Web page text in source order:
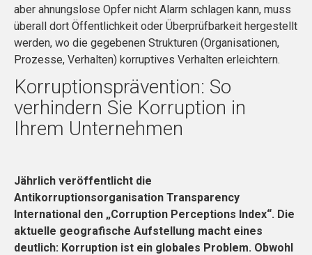
aber ahnungslose Opfer nicht Alarm schlagen kann, muss
überall dort Öffentlichkeit oder Überprüfbarkeit hergestellt
werden, wo die gegebenen Strukturen (Organisationen,
Prozesse, Verhalten) korruptives Verhalten erleichtern.
Korruptionsprävention: So
verhindern Sie Korruption in
Ihrem Unternehmen
Jährlich veröffentlicht die
Antikorruptionsorganisation Transparency
International den „Corruption Perceptions Index“. Die
aktuelle geografische Aufstellung macht eines
deutlich: Korruption ist ein globales Problem. Obwohl